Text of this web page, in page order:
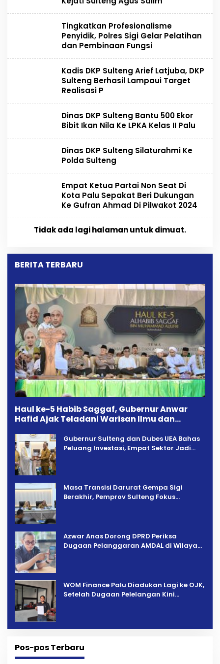
Tingkatkan Profesionalisme
Penyidik, Polres Sigi Gelar Pelatihan
dan Pembinaan Fungsi
Kadis DKP Sulteng Arief Latjuba, DKP
Sulteng Berhasil Lampaui Target
Realisasi P
Dinas DKP Sulteng Bantu 500 Ekor
Bibit Ikan Nila Ke LPKA Kelas II Palu
Dinas DKP Sulteng Silaturahmi Ke
Polda Sulteng
Empat Ketua Partai Non Seat Di
Kota Palu Sepakat Beri Dukungan
Ke Gufran Ahmad Di Pilwakot 2024
Tidak ada lagi halaman untuk dimuat.
BERITA TERBARU
Haul ke-5 Habib Saggaf, Gubernur Anwar
Hafid Ajak Teladani Warisan Ilmu dan
Gubernur Sulteng dan Dubes UEA Bahas
Peluang Investasi, Empat Sektor Jadi
Masa Transisi Darurat Gempa Sigi
Berakhir, Pemprov Sulteng Fokus
Azwar Anas Dorong DPRD Periksa
Dugaan Pelanggaran AMDAL di Wilayah
‎WOM Finance Palu Diadukan Lagi ke OJK,
Setelah Dugaan Pelelangan Kini
Pos-pos Terbaru